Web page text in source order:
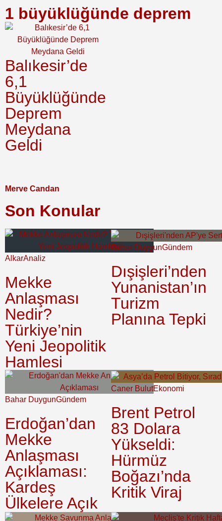
1 büyüklüğünde deprem
Balıkesir’de
6,1
Büyüklüğünde
Deprem
Meydana
Geldi
Merve Candan
Son Konular
AlkarAnaliz
Mekke
Anlaşması
Nedir?
Türkiye’nin
Yeni Jeopolitik
Hamlesi
Bahar DuygunGündem
Dışişleri’nden
Yunanistan’ın
Turizm
Planına Tepki
Bahar DuygunGündem
Erdoğan’dan
Mekke
Anlaşması
Açıklaması:
Kardeş
Ülkelere Açık
Caner BulutEkonomi
Brent Petrol
83 Dolara
Yükseldi:
Hürmüz
Boğazı’nda
Kritik Viraj